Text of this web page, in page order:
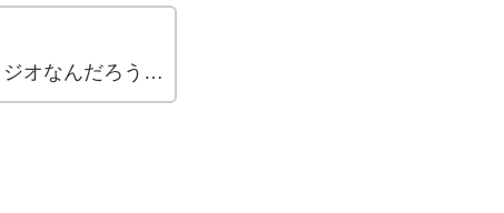
ジオなんだろう…